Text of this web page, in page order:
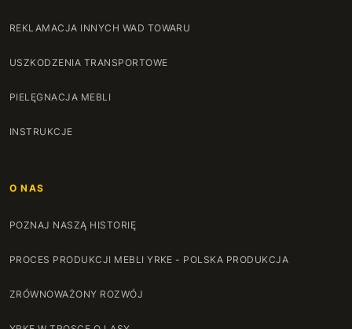
REKLAMACJA INNYCH WAD TOWARU
USZKODZENIA TRANSPORTOWE
PIELĘGNACJA MEBLI
INSTRUKCJE
O NAS
POZNAJ NASZĄ HISTORIĘ
PROCES PRODUKCJI MEBLI YRKE - POLSKA PRODUKCJA
ZRÓWNOWAŻONY ROZWÓJ